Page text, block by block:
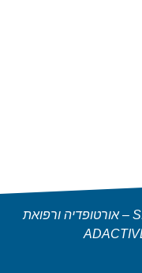
© כל הזכויות שמורות ל- .S.I.R.A.M – אורטופדיה ורפואת